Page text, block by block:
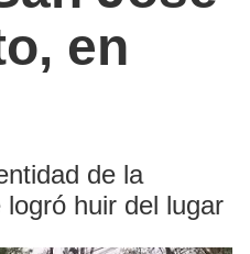
en
de la
huir del lugar